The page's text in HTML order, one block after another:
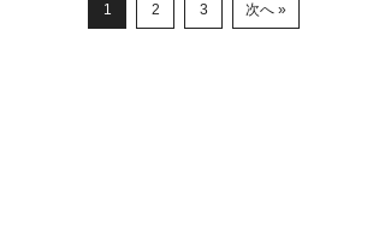
1 2 3 次へ »